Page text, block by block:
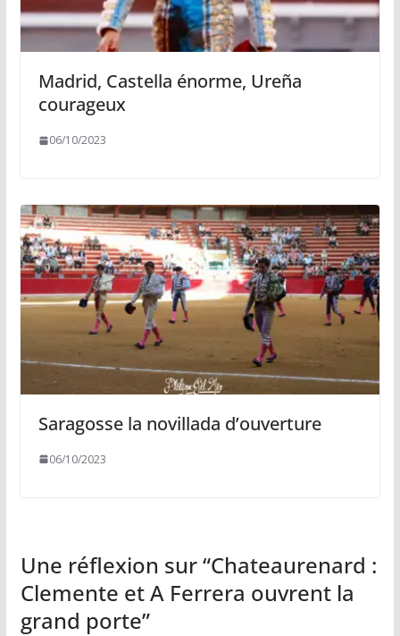
Madrid, Castella énorme, Ureña
courageux
06/10/2023
Saragosse la novillada d’ouverture
06/10/2023
Une réflexion sur “Chateaurenard :
Clemente et A Ferrera ouvrent la
grand porte”